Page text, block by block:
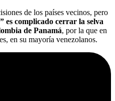
de los países vecinos, pero
es complicado cerrar la selva
de Panamá, por la que en
en su mayoría venezolanos.